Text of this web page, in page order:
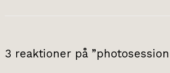
3 reaktioner på